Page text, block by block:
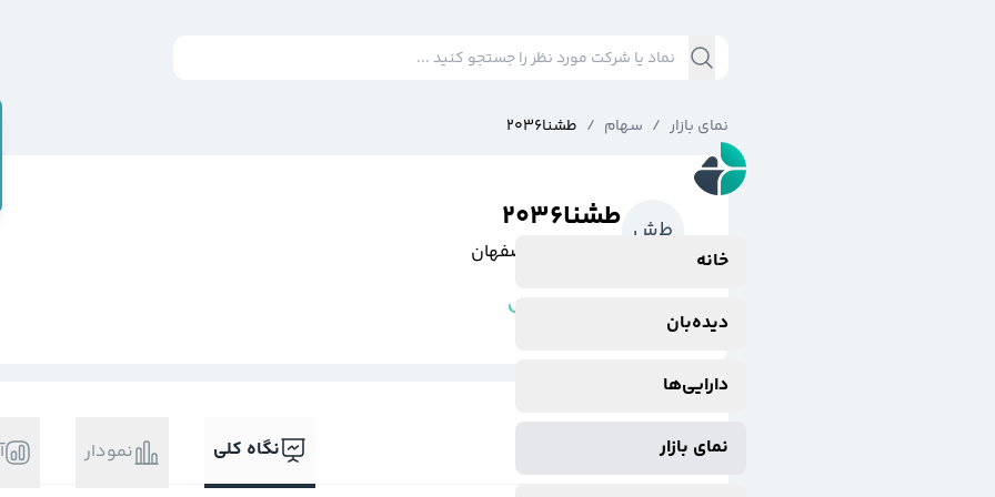
خانه
دیده‌بان
دارایی‌ها
نمای بازار
نمای بازار / سهام / طشنا2036
طش طشنا2036
پالايش نفت اصفهان
نگاه کلی نمودار